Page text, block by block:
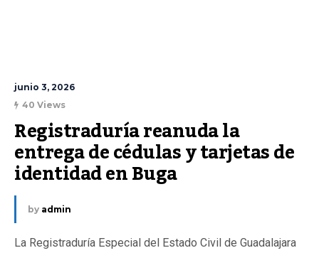
junio 3, 2026
40 Views
Registraduría reanuda la
entrega de cédulas y tarjetas de
identidad en Buga
by admin
La Registraduría Especial del Estado Civil de Guadalajara